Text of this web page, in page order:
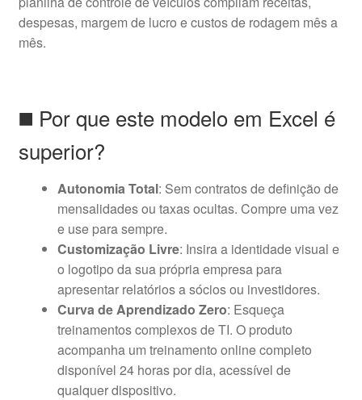
despesas, margem de lucro e custos de rodagem mês a
mês.
◼️ Por que este modelo em Excel é
superior?
Autonomia Total: Sem contratos de definição de
mensalidades ou taxas ocultas. Compre uma vez
e use para sempre.
Customização Livre: Insira a identidade visual e
o logotipo da sua própria empresa para
apresentar relatórios a sócios ou investidores.
Curva de Aprendizado Zero: Esqueça
treinamentos complexos de TI. O produto
acompanha um treinamento online completo
disponível 24 horas por dia, acessível de
qualquer dispositivo.